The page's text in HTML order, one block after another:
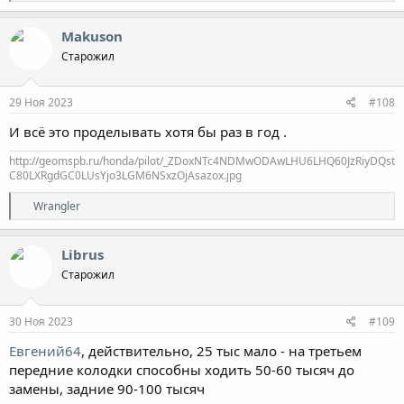
а
:
Makuson
Старожил
29 Ноя 2023 #108
И всё это проделывать хотя бы раз в год .
http://geomspb.ru/honda/pilot/_ZDoxNTc4NDMwODAwLHU6LHQ60JzRiyDQst
C80LXRgdGC0LUsYjo3LGM6NSxzOjAsazox.jpg
Р
е
а
:
Wrangler
Librus
Старожил
30 Ноя 2023 #109
Евгений64, действительно, 25 тыс мало - на третьем
передние колодки способны ходить 50-60 тысяч до
замены, задние 90-100 тысяч